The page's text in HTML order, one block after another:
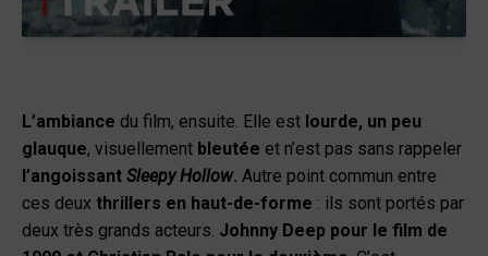
L’ambiance du film, ensuite. Elle est lourde, un peu
glauque, visuellement bleutée et n’est pas sans rappeler
l’angoissant Sleepy Hollow. Autre point commun entre
ces deux thrillers en haut-de-forme : ils sont portés par
deux très grands acteurs. Johnny Deep pour le film de